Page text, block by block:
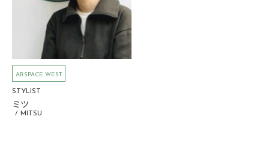
ARSPACE WEST
STYLIST
ミツ
MITSU